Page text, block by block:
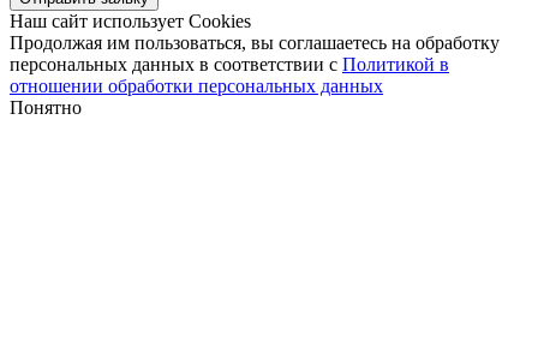
Наш сайт использует Cookies
Продолжая им пользоваться, вы соглашаетесь на обработку
персональных данных в соответствии с Политикой в
отношении обработки персональных данных
Понятно